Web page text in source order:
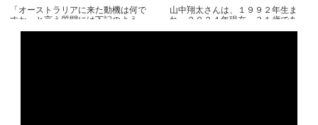
「オーストラリアに来た動機は何で
すか」と言う質問には下記のよう
な.....
山中翔太さんは、１９９２年生ま
れ。２０２４年現在、３１歳であ
る。.....